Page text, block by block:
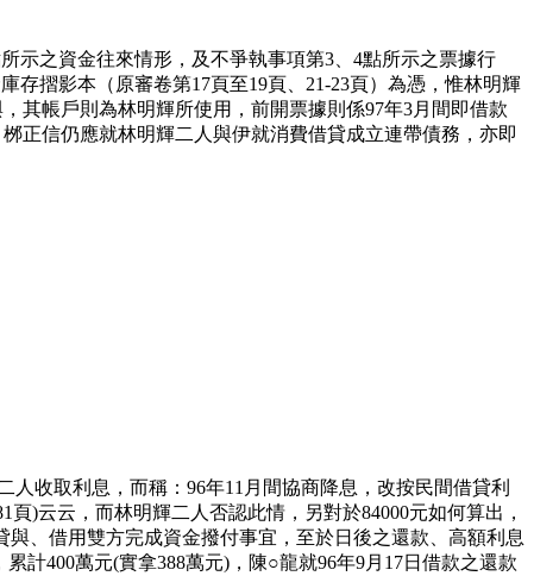
示之資金往來情形，及不爭執事項第3、4點所示之票據行
摺影本（原審卷第17頁至19頁、21-23頁）為憑，惟林明輝
其帳戶則為林明輝所使用，前開票據則係97年3月間即借款
正信仍應就林明輝二人與伊就消費借貸成立連帶債務，亦即
人收取利息，而稱：96年11月間協商降息，改按民間借貸利
)云云，而林明輝二人否認此情，另對於84000元如何算出，
、借用雙方完成資金撥付事宜，至於日後之還款、高額利息
計400萬元(實拿388萬元)，陳○龍就96年9月17日借款之還款